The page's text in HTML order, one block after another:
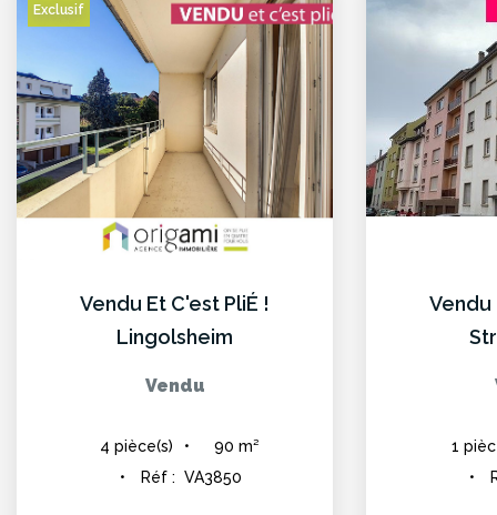
Exclusif
Vendu Et C'est PliÉ !
Lingolsheim
Vendu
4 pièce(s) 90 m²
Réf : VA3850
Vendu
1